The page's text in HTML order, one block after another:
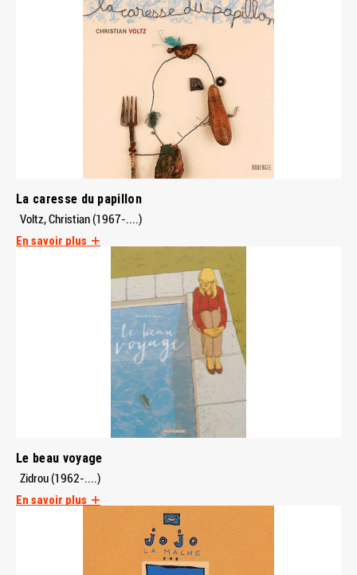
La caresse du papillon
Voltz, Christian (1967-....)
En savoir plus
Le beau voyage
Zidrou (1962-....)
En savoir plus